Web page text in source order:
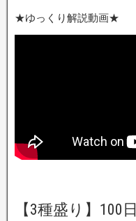
★ゆっくり解説動画★
【3種盛り】100